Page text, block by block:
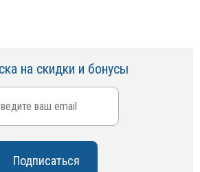
на скидки и бонусы